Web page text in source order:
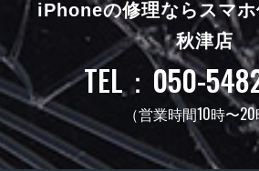
iPhoneの修理ならスマ
秋津店
TEL：050-
（営業時間10時〜